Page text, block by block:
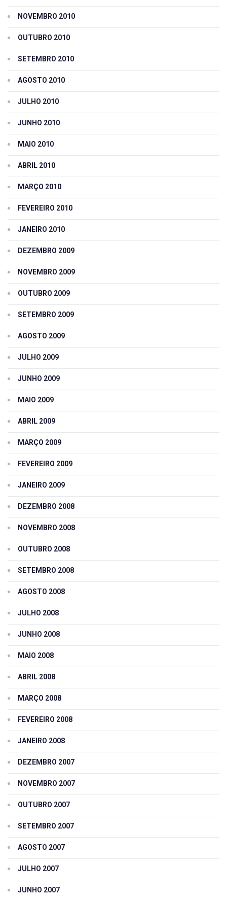
NOVEMBRO 2010
OUTUBRO 2010
SETEMBRO 2010
AGOSTO 2010
JULHO 2010
JUNHO 2010
MAIO 2010
ABRIL 2010
MARÇO 2010
FEVEREIRO 2010
JANEIRO 2010
DEZEMBRO 2009
NOVEMBRO 2009
OUTUBRO 2009
SETEMBRO 2009
AGOSTO 2009
JULHO 2009
JUNHO 2009
MAIO 2009
ABRIL 2009
MARÇO 2009
FEVEREIRO 2009
JANEIRO 2009
DEZEMBRO 2008
NOVEMBRO 2008
OUTUBRO 2008
SETEMBRO 2008
AGOSTO 2008
JULHO 2008
JUNHO 2008
MAIO 2008
ABRIL 2008
MARÇO 2008
FEVEREIRO 2008
JANEIRO 2008
DEZEMBRO 2007
NOVEMBRO 2007
OUTUBRO 2007
SETEMBRO 2007
AGOSTO 2007
JULHO 2007
JUNHO 2007